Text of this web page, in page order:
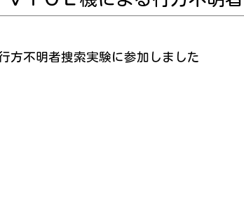
方不明者捜索実験に参加しました